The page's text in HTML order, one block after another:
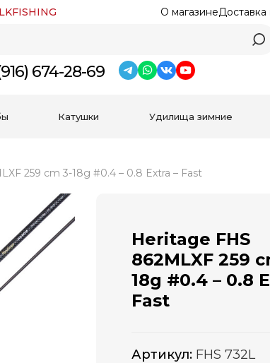
О магазинеДоставка
674-28-69
Катушки Удилища зимние
259 cm 3-18g #0.4 – 0.8 Extra – Fast
Heritage FHS
862MLXF 259
18g #0.4 – 0.8
Fast
Артикул: FHS 732L